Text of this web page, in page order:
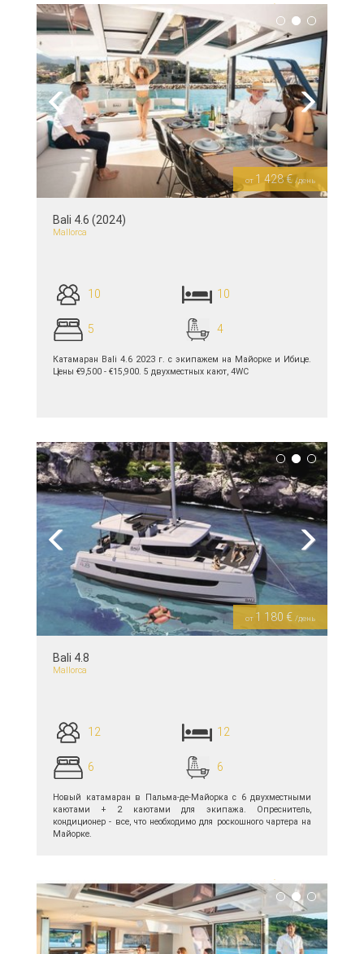
Previous Next
от 1 428 € /день
Bali 4.6 (2024)
Mallorca
10 10
5 4
Катамаран Bali 4.6 2023 г. с экипажем на Майорке и Ибице.
Цены €9,500 - €15,900. 5 двухместных кают, 4WC
подробнее >>
Previous Next
от 1 180 € /день
Bali 4.8
Mallorca
12 12
6 6
Новый катамаран в Пальма-де-Майорка с 6 двухместными
каютами + 2 каютами для экипажа. Опреснитель,
кондиционер - все, что необходимо для роскошного чартера на
Майорке.
подробнее >>